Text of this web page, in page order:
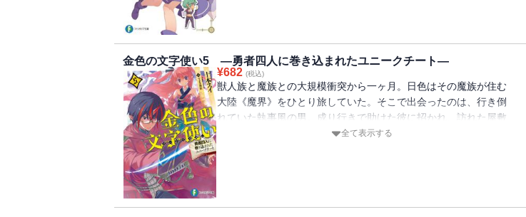
金色の文字使い5 ―勇者四人に巻き込まれたユニークチート―
¥682 (税込)
獣人族と魔族との大規模衝突から一ヶ月。日色はその魔族が住む
大陸《魔界》をひとり旅していた。そこで出会ったのは、行き倒
れていた執事風の男。成り行きで助けた彼に招かれ、訪れた屋敷
で日色を待つものとは・・・・・・？
全て表示する